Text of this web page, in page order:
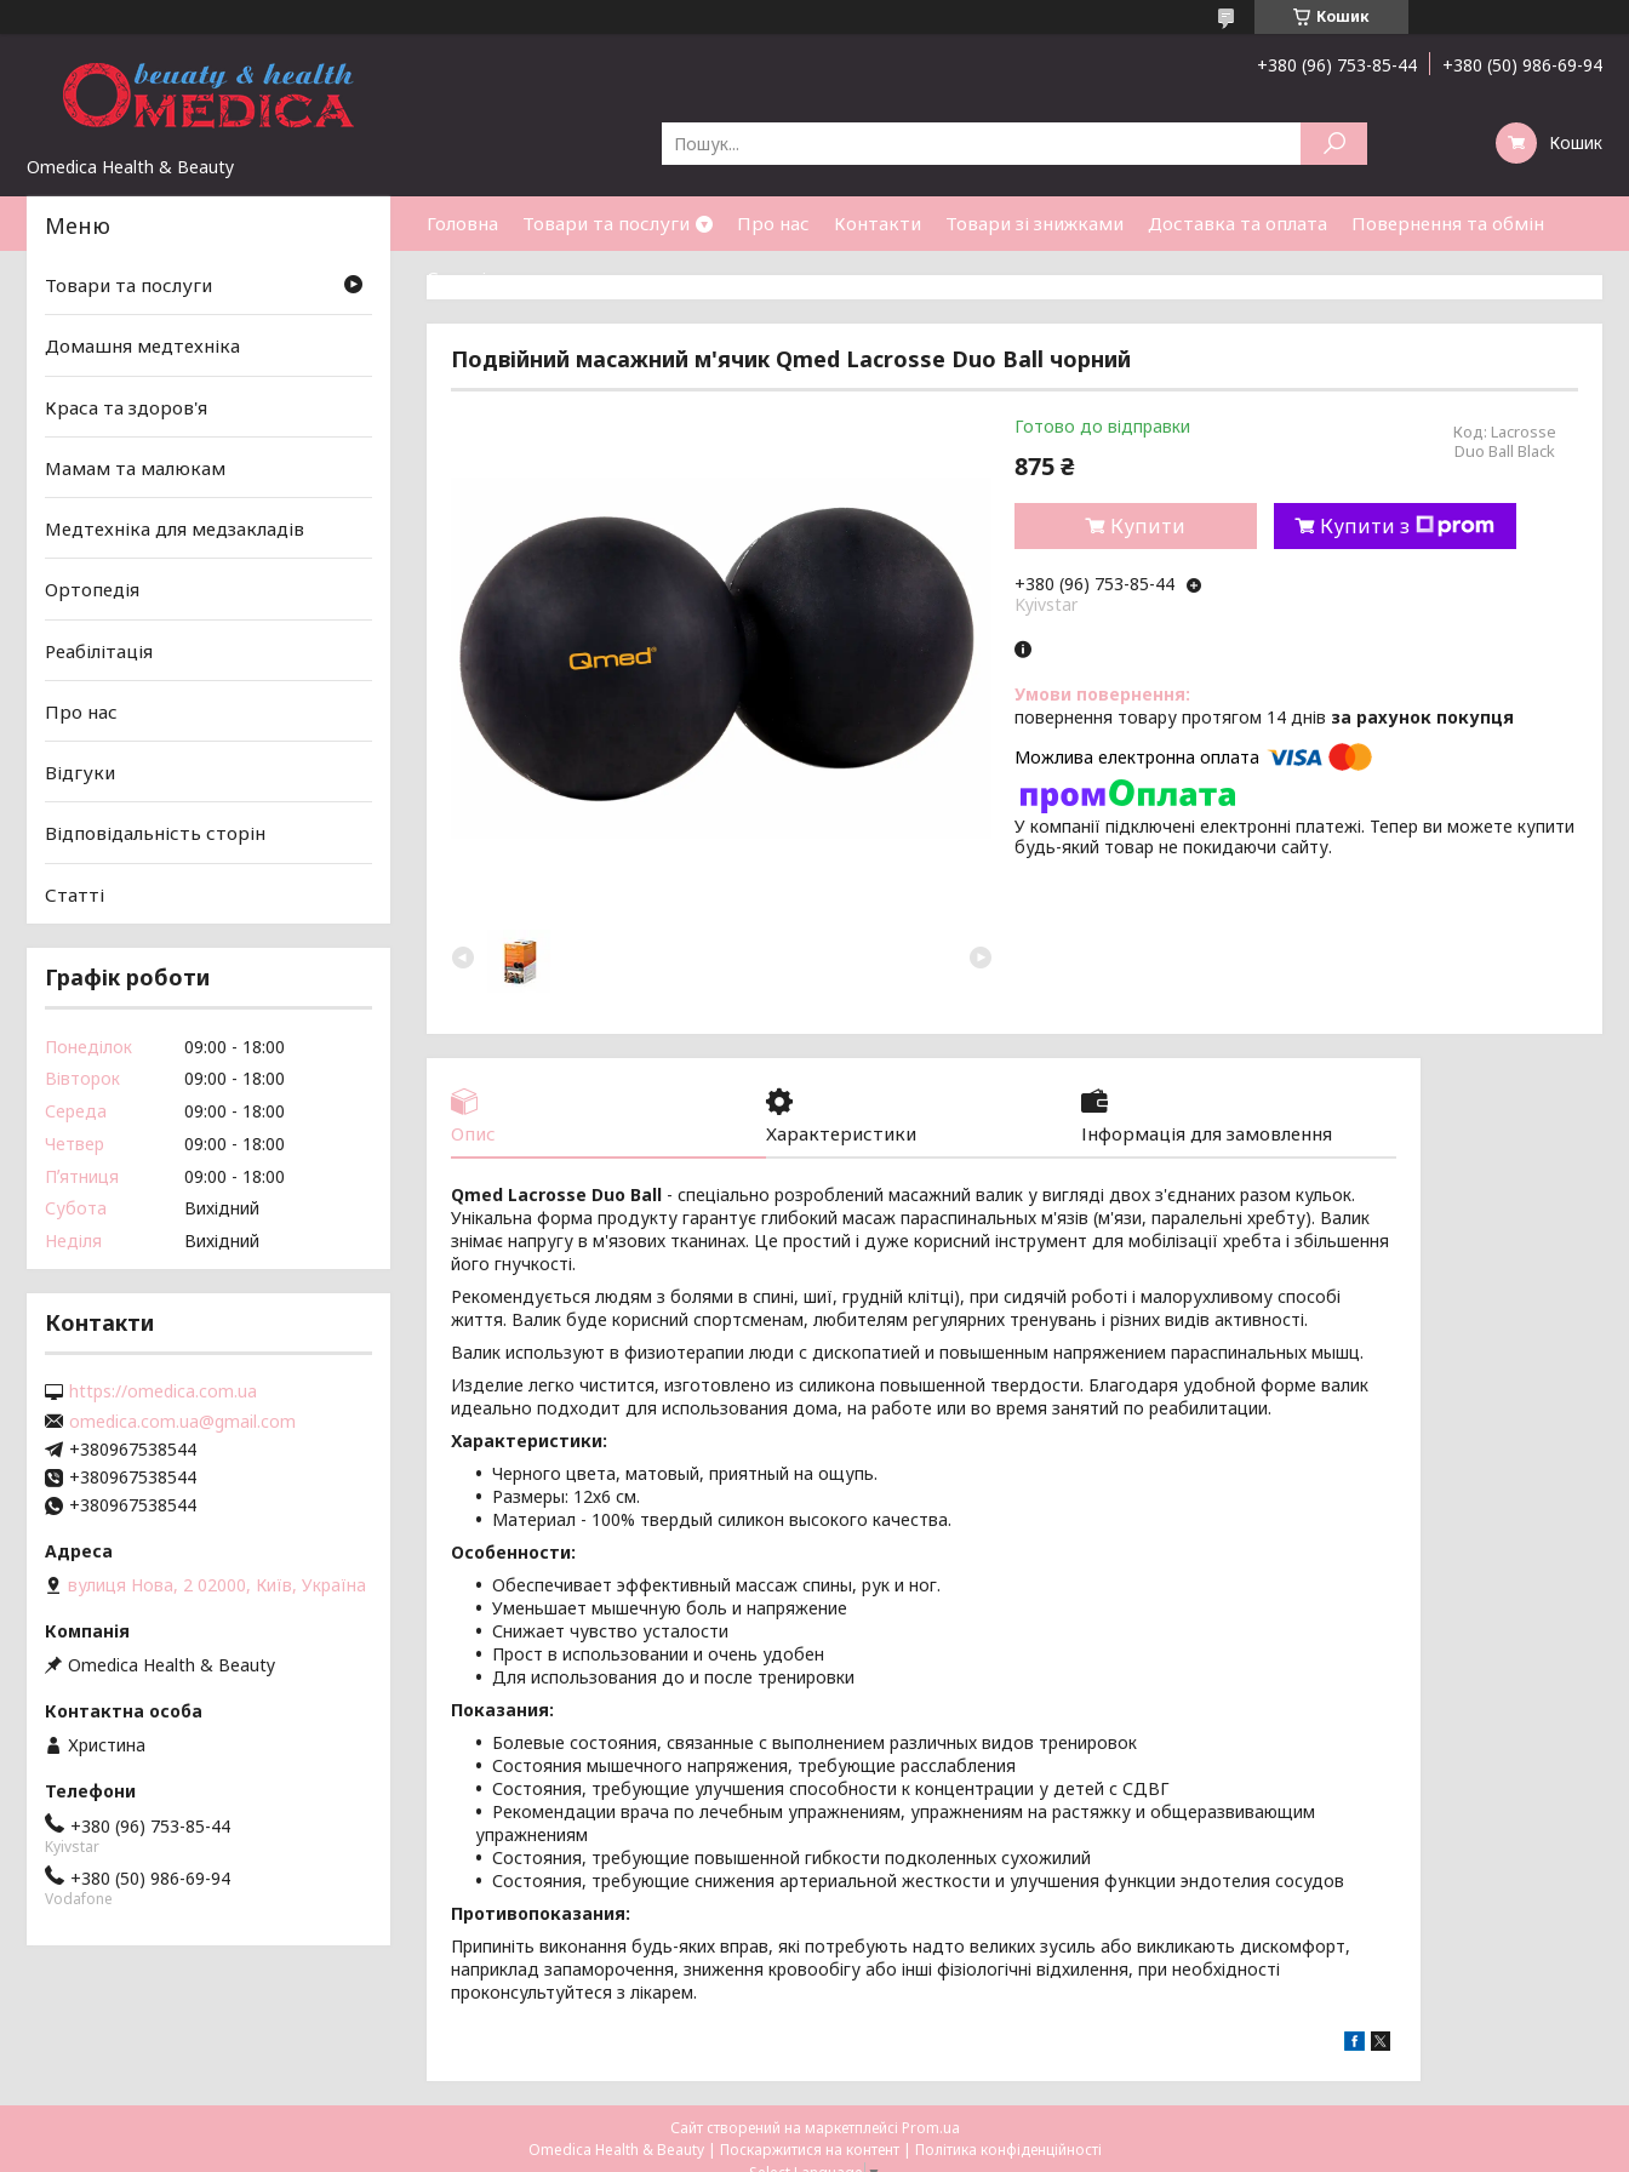
Кошик
Omedica Health & Beauty
+380 (96) 753-85-44 +380 (50) 986-69-94
Кошик
Головна Товари та послуги Про нас Контакти Товари зі знижками Доставка та оплата Повернення та обмін
Статті
Подвійний масажний м'ячик Qmed Lacrosse Duo Ball чорний
Готово до відправки Код: Lacrosse
Duo Ball Black
875 ₴
Купити Купити з
+380 (96) 753-85-44
Kyivstar
повернення товару протягом 14 днів за рахунок покупця
У компанії підключені електронні платежі. Тепер ви можете купити
будь-який товар не покидаючи сайту.
Опис Характеристики Інформація для замовлення
Qmed Lacrosse Duo Ball - спеціально розроблений масажний валик у вигляді двох з'єднаних разом кульок.
Унікальна форма продукту гарантує глибокий масаж параспинальных м'язів (м'язи, паралельні хребту). Валик
знімає напругу в м'язових тканинах. Це простий і дуже корисний інструмент для мобілізації хребта і збільшення
його гнучкості.
Рекомендується людям з болями в спині, шиї, грудній клітці), при сидячій роботі і малорухливому способі
життя. Валик буде корисний спортсменам, любителям регулярних тренувань і різних видів активності.
Валик используют в физиотерапии люди с дископатией и повышенным напряжением параспинальных мышц.
Изделие легко чистится, изготовлено из силикона повышенной твердости. Благодаря удобной форме валик
идеально подходит для использования дома, на работе или во время занятий по реабилитации.
Характеристики:
Черного цвета, матовый, приятный на ощупь.
Размеры: 12х6 см.
Материал - 100% твердый силикон высокого качества.
Особенности:
Обеспечивает эффективный массаж спины, рук и ног.
Уменьшает мышечную боль и напряжение
Снижает чувство усталости
Прост в использовании и очень удобен
Для использования до и после тренировки
Показания:
Болевые состояния, связанные с выполнением различных видов тренировок
Состояния мышечного напряжения, требующие расслабления
Состояния, требующие улучшения способности к концентрации у детей с СДВГ
Рекомендации врача по лечебным упражнениям, упражнениям на растяжку и общеразвивающим
упражнениям
Состояния, требующие повышенной гибкости подколенных сухожилий
Состояния, требующие снижения артериальной жесткости и улучшения функции эндотелия сосудов
Противопоказания:
Припиніть виконання будь-яких вправ, які потребують надто великих зусиль або викликають дискомфорт,
наприклад запаморочення, зниження кровообігу або інші фізіологічні відхилення, при необхідності
проконсультуйтеся з лікарем.
Товари та послуги
Домашня медтехніка
Краса та здоров'я
Мамам та малюкам
Медтехніка для медзакладів
Ортопедія
Реабілітація
Про нас
Відгуки
Відповідальність сторін
Статті
Графік роботи
Понеділок 09:00
18:00
Вівторок
09:00
18:00
Середа
09:00
18:00
Четвер
09:00
18:00
Пʼятниця
09:00
18:00
Субота
Вихідний
Неділя
Вихідний
Контакти
https://omedica.com.ua
omedica.com.ua@gmail.com
+380967538544
+380967538544
+380967538544
вулиця Нова, 2 02000, Київ, Україна
Omedica Health & Beauty
Христина
+380 (96) 753-85-44
Kyivstar
+380 (50) 986-69-94
Vodafone
Сайт створений на маркетплейсі Prom.ua
Omedica Health & Beauty | Поскаржитися на контент | Політика конфіденційності